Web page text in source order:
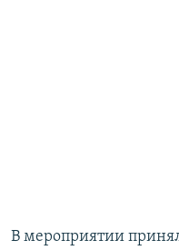
В мероприятии